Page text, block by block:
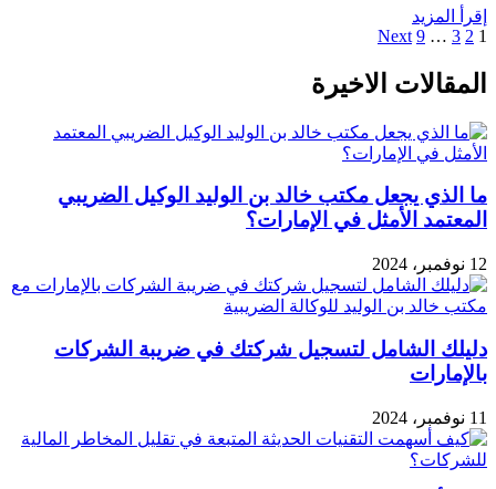
إقرأ المزيد
1
2
3
…
9
Next
المقالات الاخيرة
ما الذي يجعل مكتب خالد بن الوليد الوكيل الضريبي
المعتمد الأمثل في الإمارات؟
12 نوفمبر، 2024
دليلك الشامل لتسجيل شركتك في ضريبة الشركات
بالإمارات
11 نوفمبر، 2024